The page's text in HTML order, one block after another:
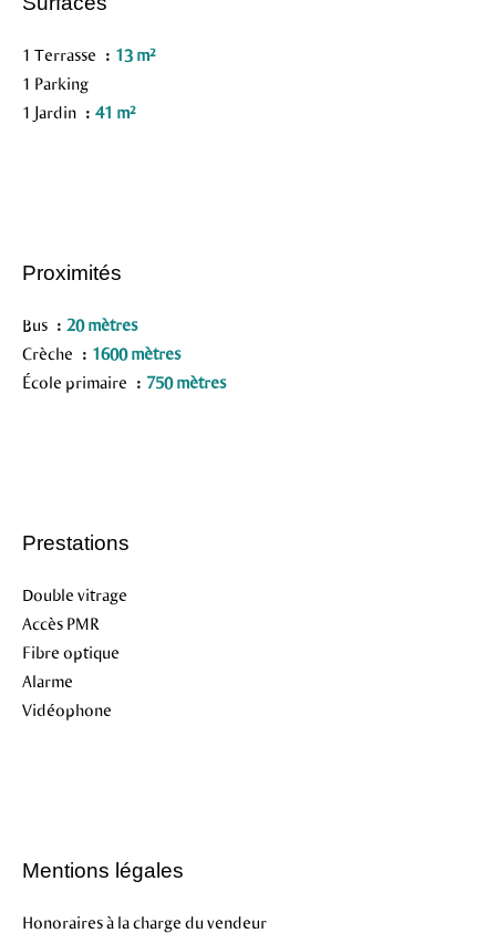
1 Terrasse
13 m²
1 Parking
1 Jardin
41 m²
Proximités
Bus
20 mètres
Crèche
1600 mètres
École primaire
750 mètres
Prestations
Double vitrage
Accès PMR
Fibre optique
Alarme
Vidéophone
Mentions légales
Honoraires à la charge du vendeur